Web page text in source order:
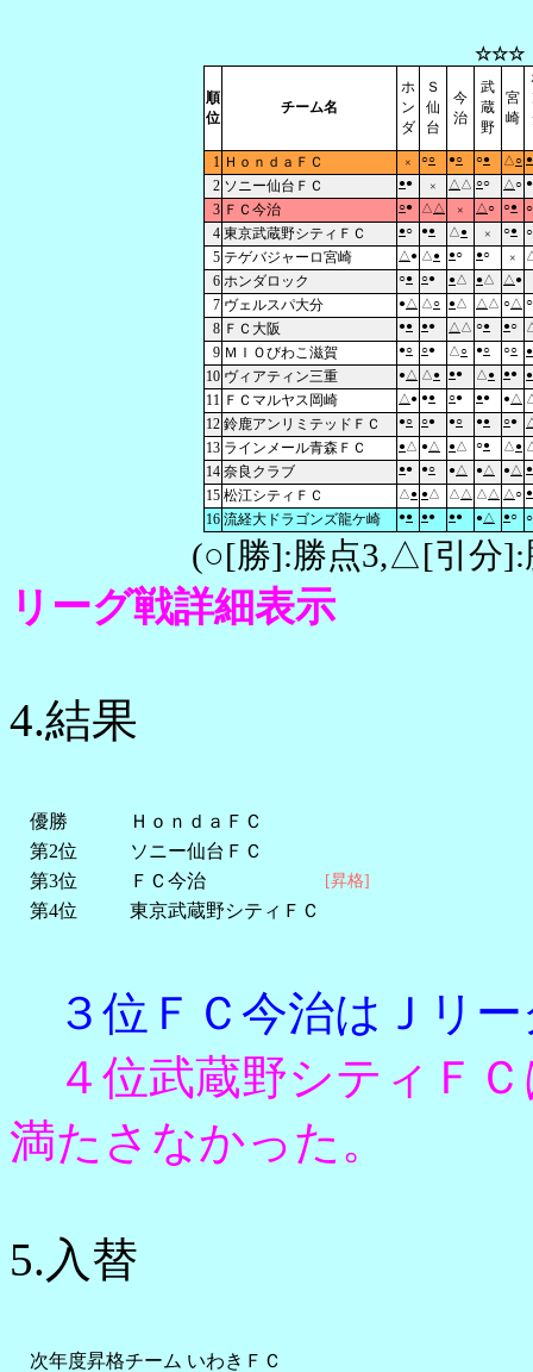
☆☆☆
順
位
チーム名
ホ
ン
ダ
Ｓ
仙
台
今
治
武
蔵
野
宮
崎
1 ＨｏｎｄａＦＣ × ○○ ●○ ○● △○ ●
2 ソニー仙台ＦＣ ●● × △ △ ○○ △ ○ ●
3 ＦＣ今治 ○● △ △ × △○ ○● ○
4 東京武蔵野シティＦＣ ●○ ●● △ ● × ○● ○
5 テゲバジャーロ宮崎 △ ● △ ● ●○ ●○ ×
6 ホンダロック ○● ○● ● △ ● △ △ ●
7 ヴェルスパ大分 ●△ △○ ●△ △ △ ○△ ○
8 ＦＣ大阪 ●● ●● △ △ ○● ●○
9 ＭＩＯびわこ滋賀 ●○ ○● △○ ●○ ○○ ●
10 ヴィアティン三重 ● △ △ ● ●● △ ● ●● ●
11 ＦＣマルヤス岡崎 △ ● ●● ○● ●● ●△
12 鈴鹿アンリミテッドＦＣ ●○ ○● ●○ ●● ○●
13 ラインメール青森ＦＣ ●△ ●△ ●△ ○● △ ●
14 奈良クラブ ●● ●○ ● △ ● △ ● △ ●
15 松江シティＦＣ △ ● ●△ △ △ △ △ △○ ●
16 流経大ドラゴンズ龍ケ崎 ●● ●● ●● ●△ ●○ ○
(○[勝]:勝点3,△[引分]:
リーグ戦詳細表示
4.結果
優勝
ＨｏｎｄａＦＣ
第2位
ソニー仙台ＦＣ
第3位
ＦＣ今治 [昇格]
第4位 東京武蔵野シティＦＣ
３位ＦＣ今治はＪリ
４位武蔵野シティＦＣ
満たさなかった。
5.入替
次年度昇格チーム いわきＦＣ